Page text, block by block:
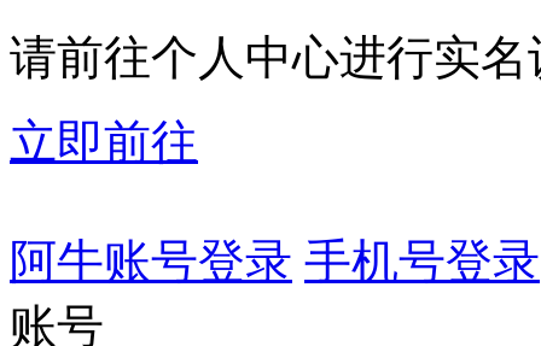
请前往个人中心进行实名
立即前往
阿牛账号登录 手机号登录
账号